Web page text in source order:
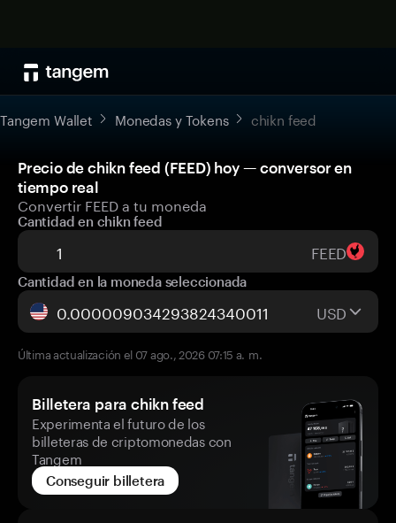
Tangem Wallet Monedas y Tokens chikn feed
Precio de chikn feed (FEED) hoy — conversor en
tiempo real
Convertir FEED a tu moneda
Cantidad en chikn feed
FEED
Cantidad en la moneda seleccionada
USD
Última actualización el 07 ago., 2026 07:15 a. m.
Billetera para chikn feed
Experimenta el futuro de los
billeteras de criptomonedas con
Tangem
Conseguir billetera